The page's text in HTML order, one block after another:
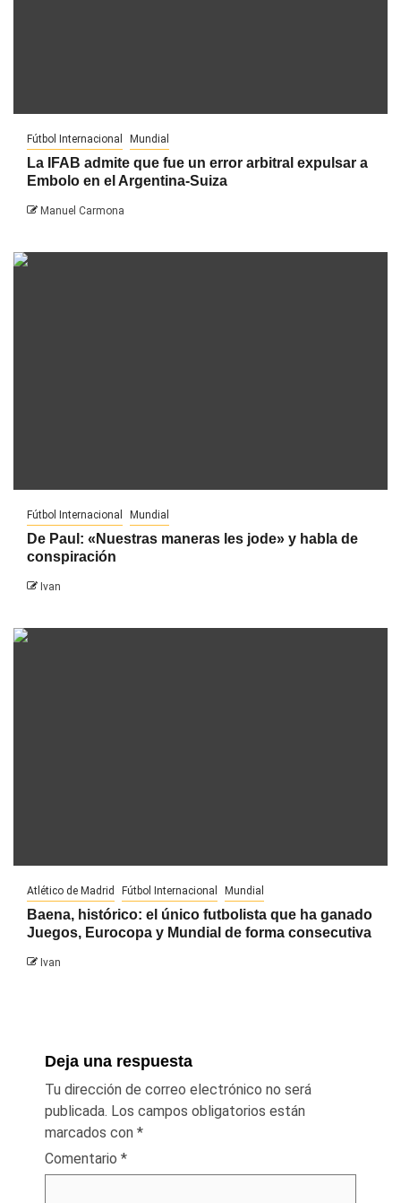
Fútbol Internacional Mundial
La IFAB admite que fue un error arbitral expulsar a
Embolo en el Argentina-Suiza
Manuel Carmona
Fútbol Internacional Mundial
De Paul: «Nuestras maneras les jode» y habla de
conspiración
Ivan
Atlético de Madrid Fútbol Internacional Mundial
Baena, histórico: el único futbolista que ha ganado
Juegos, Eurocopa y Mundial de forma consecutiva
Ivan
Deja una respuesta
Tu dirección de correo electrónico no será
publicada. Los campos obligatorios están
marcados con *
Comentario *